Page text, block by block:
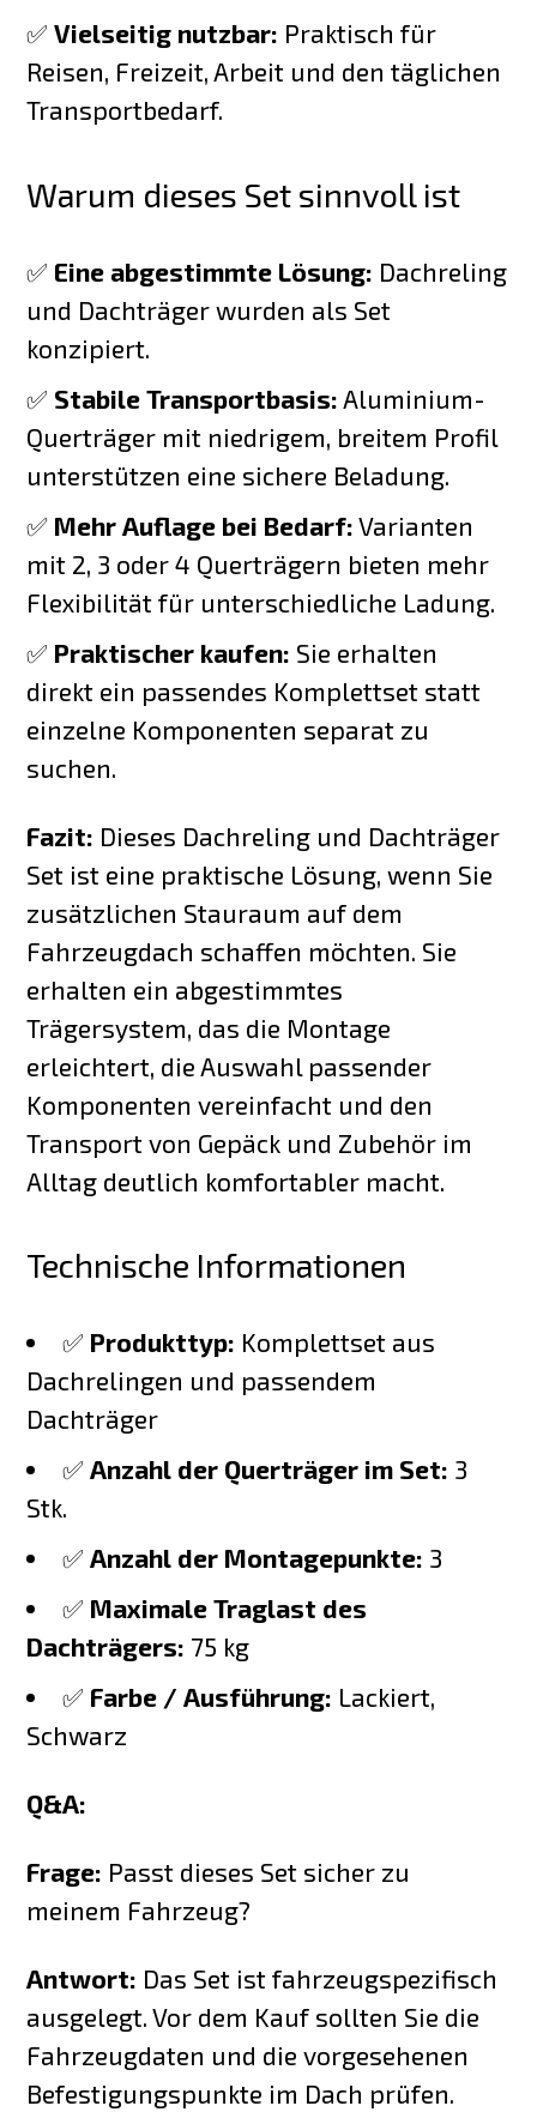
✅Vielseitig nutzbar: Praktisch für
Reisen, Freizeit, Arbeit und den täglichen
Transportbedarf.
Warum dieses Set sinnvoll ist
✅ Eine abgestimmte Lösung: Dachreling
und Dachträger wurden als Set
konzipiert.
✅ Stabile Transportbasis: Aluminium-
Querträger mit niedrigem, breitem Profil
unterstützen eine sichere Beladung.
✅ Mehr Auflage bei Bedarf: Varianten
mit 2, 3 oder 4 Querträgern bieten mehr
Flexibilität für unterschiedliche Ladung.
✅ Praktischer kaufen: Sie erhalten
direkt ein passendes Komplettset statt
einzelne Komponenten separat zu
suchen.
Fazit: Dieses Dachreling und Dachträger
Set ist eine praktische Lösung, wenn Sie
zusätzlichen Stauraum auf dem
Fahrzeugdach schaffen möchten. Sie
erhalten ein abgestimmtes
Trägersystem, das die Montage
erleichtert, die Auswahl passender
Komponenten vereinfacht und den
Transport von Gepäck und Zubehör im
Alltag deutlich komfortabler macht.
Technische Informationen
✅ Produkttyp: Komplettset aus
Dachrelingen und passendem
Dachträger
✅ Anzahl der Querträger im Set: 3
Stk.
✅ Anzahl der Montagepunkte: 3
✅ Maximale Traglast des
Dachträgers: 75 kg
✅ Farbe / Ausführung: Lackiert,
Schwarz
Q&A:
Frage: Passt dieses Set sicher zu
meinem Fahrzeug?
Antwort: Das Set ist fahrzeugspezifisch
ausgelegt. Vor dem Kauf sollten Sie die
Fahrzeugdaten und die vorgesehenen
Befestigungspunkte im Dach prüfen.